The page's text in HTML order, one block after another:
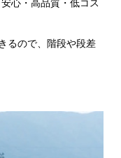
心・高品質・低コス
るので、階段や段差